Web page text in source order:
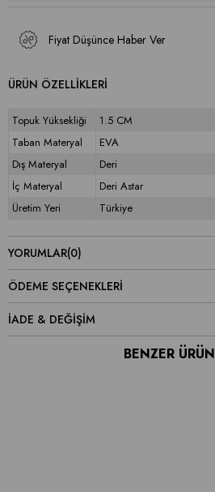
Fiyat Düşünce Haber Ver
ÜRÜN ÖZELLIKLERI
Topuk Yüksekliği
1.5 CM
Taban Materyal
EVA
Dış Materyal
Deri
İç Materyal
Deri Astar
Üretim Yeri
Türkiye
YORUMLAR(0)
ÖDEME SEÇENEKLERI
İADE & DEĞİŞİM
BENZER